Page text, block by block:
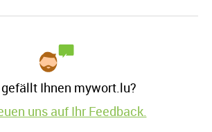
Ihnen mywort.lu?
uns auf Ihr Feedback.